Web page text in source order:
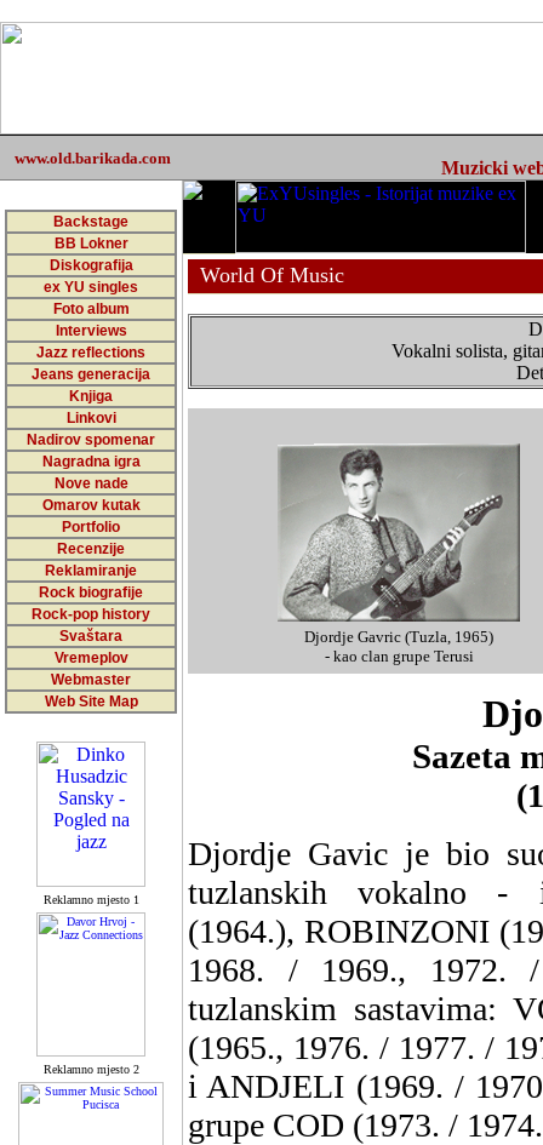
www.old.barikada.com Muzicki
Backstage
BB Lokner
Diskografija
ex YU singles
Foto album
Interviews
Jazz reflections
Jeans generacija
Knjiga
Linkovi
Nadirov spomenar
Nagradna igra
Nove nade
Omarov kutak
Portfolio
Recenzije
Reklamiranje
Rock biografije
Rock-pop history
Svaštara
Vremeplov
Webmaster
Web Site Map
Reklamno mjesto 1
Reklamno mjesto 2
World Of Music
Vokalni solista,
Djordje Gavric (Tuzla, 1965)
- kao clan grupe Terusi
Sazeta
Djordje Gavic je bio
tuzlanskih vokalno -
(1964.), ROBINZONI
1968. / 1969., 1972.
tuzlanskim sastavima:
(1965., 1976. / 1977. /
i ANDJELI (1969. /
grupe COD (1973. /